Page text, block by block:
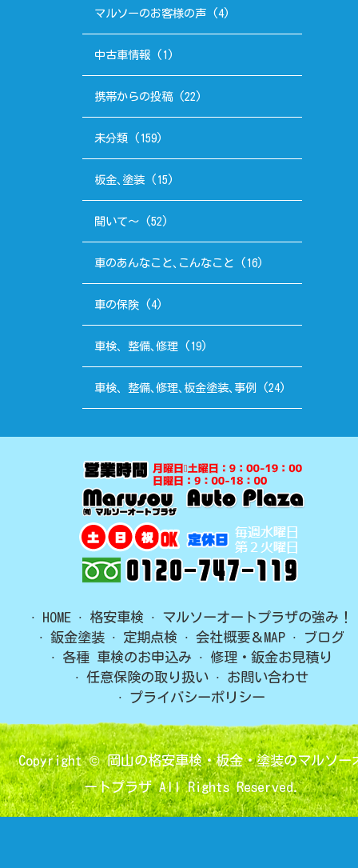
マルソーのお客様の声(4)
中古車情報(1)
携帯からの投稿(22)
未分類 (159)
板金､塗装(15)
聞いて～(52)
車のあんなこと､こんなこと (16)
車の保険(4)
車検、整備､修理 (19)
車検、整備､修理､板金塗装､事例 (24)
HOME 格安車検
マルソーオートプラザの強み！
鈑金塗装
定期点検 会社概要＆MAP
ブログ
各種 車検のお申込み
修理・鈑金お見積り
任意保険の取り扱い
お問い合わせ
プライバシーポリシー
Copyright ©岡山の格安車検・板金・塗装のマルソー
ートプラザAll Rights Reserved.